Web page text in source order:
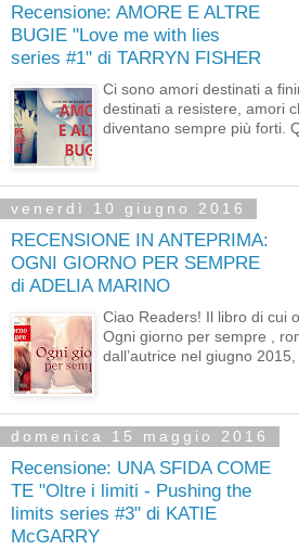
Recensione: AMORE E ALTRE
BUGIE "Love me with lies
series #1" di TARRYN FISHER
Ci sono amori destinati a
destinati a resistere, amori
diventano sempre più forti.
venerdì 10 giugno 2016
RECENSIONE IN ANTEPRIMA:
OGNI GIORNO PER SEMPRE
di ADELIA MARINO
Ciao Readers! Il libro di cui
Ogni giorno per sempre ,
dall’autrice nel giugno 2015,
domenica 15 maggio 2016
Recensione: UNA SFIDA COME
TE "Oltre i limiti - Pushing the
limits series #3" di KATIE
McGARRY